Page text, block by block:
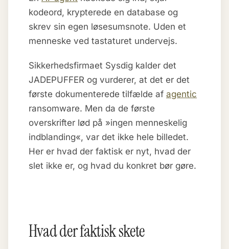
kodeord, krypterede en database og
skrev sin egen løsesumsnote. Uden et
menneske ved tastaturet undervejs.
Sikkerhedsfirmaet Sysdig kalder det
JADEPUFFER og vurderer, at det er det
første dokumenterede tilfælde af agentic
ransomware. Men da de første
overskrifter lød på »ingen menneskelig
indblanding«, var det ikke hele billedet.
Her er hvad der faktisk er nyt, hvad der
slet ikke er, og hvad du konkret bør gøre.
Hvad der faktisk skete